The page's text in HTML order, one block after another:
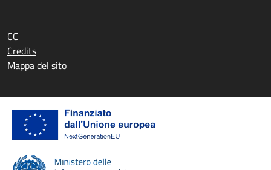
CC
Credits
Mappa del sito